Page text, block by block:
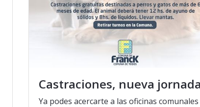
Castraciones, nueva
Ya podes acercarte a las oficinas comunales